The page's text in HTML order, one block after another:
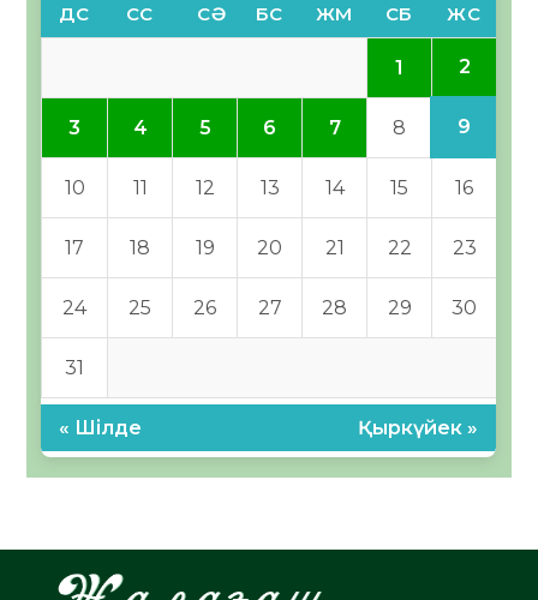
ДС СС СӘ БС ЖМ СБ ЖС
1 2
3 4 5 6 7 8 9
10 11 12 13 14 15 16
17 18 19 20 21 22 23
24 25 26 27 28 29 30
31
« Шілде Қыркүйек »